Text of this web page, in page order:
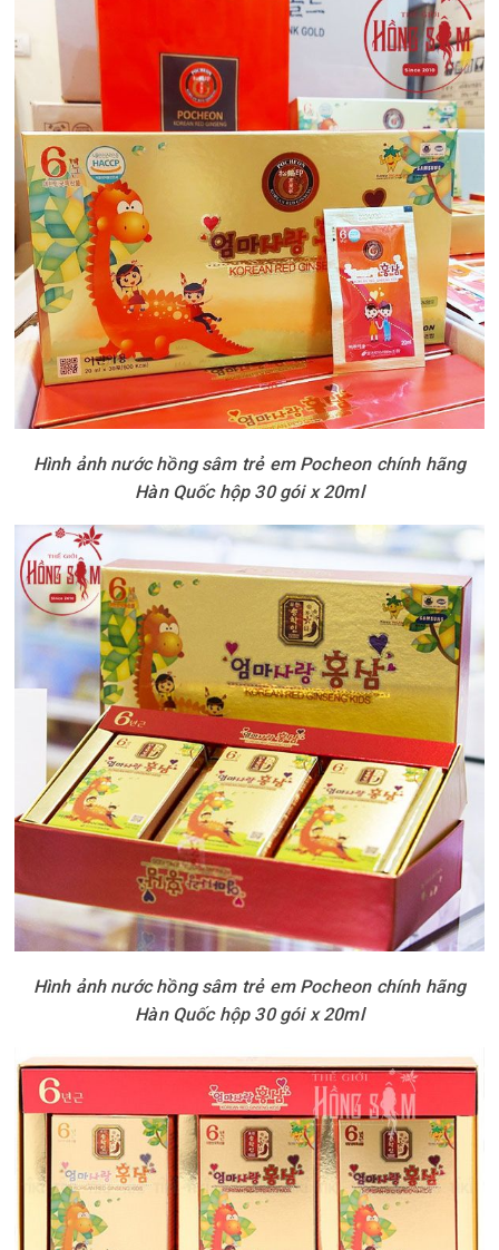
Hình ảnh nước hồng sâm trẻ em Pocheon chính hãng
Hàn Quốc hộp 30 gói x 20ml
Hình ảnh nước hồng sâm trẻ em Pocheon chính hãng
Hàn Quốc hộp 30 gói x 20ml